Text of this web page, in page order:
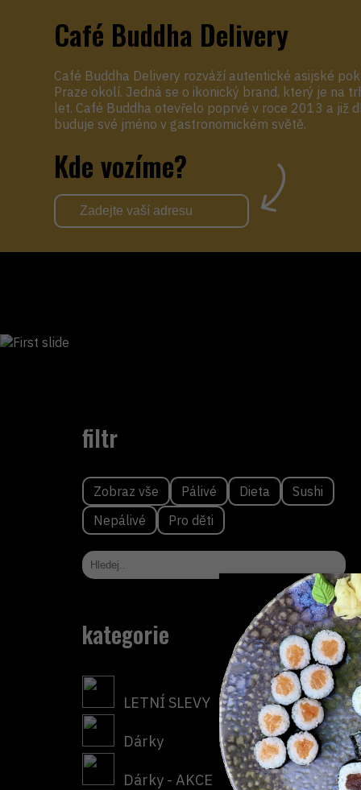
Café Buddha Delivery
Café Buddha Delivery rozváží autentické asijské
Praze okolí. Jedná se o ikonický brand, který je na
let. Café Buddha otevřelo poprvé v roce 2013 a již
buduje své jméno v gastronomickém světě.
Kde vozíme?
filtr
Zobraz vše Pálivé Dieta
Sushi
Nepálivé
Pro děti
kategorie
LETNÍ SLEVY
Dárky
Dárky - AKCE